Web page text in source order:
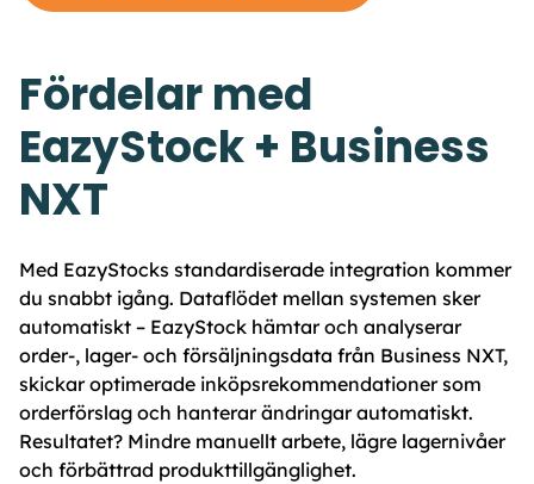
Fördelar med
EazyStock + Business
NXT
Med EazyStocks standardiserade integration kommer
du snabbt igång. Dataflödet mellan systemen sker
automatiskt – EazyStock hämtar och analyserar
order-, lager- och försäljningsdata från Business NXT,
skickar optimerade inköpsrekommendationer som
orderförslag och hanterar ändringar automatiskt.
Resultatet? Mindre manuellt arbete, lägre lagernivåer
och förbättrad produkttillgänglighet.